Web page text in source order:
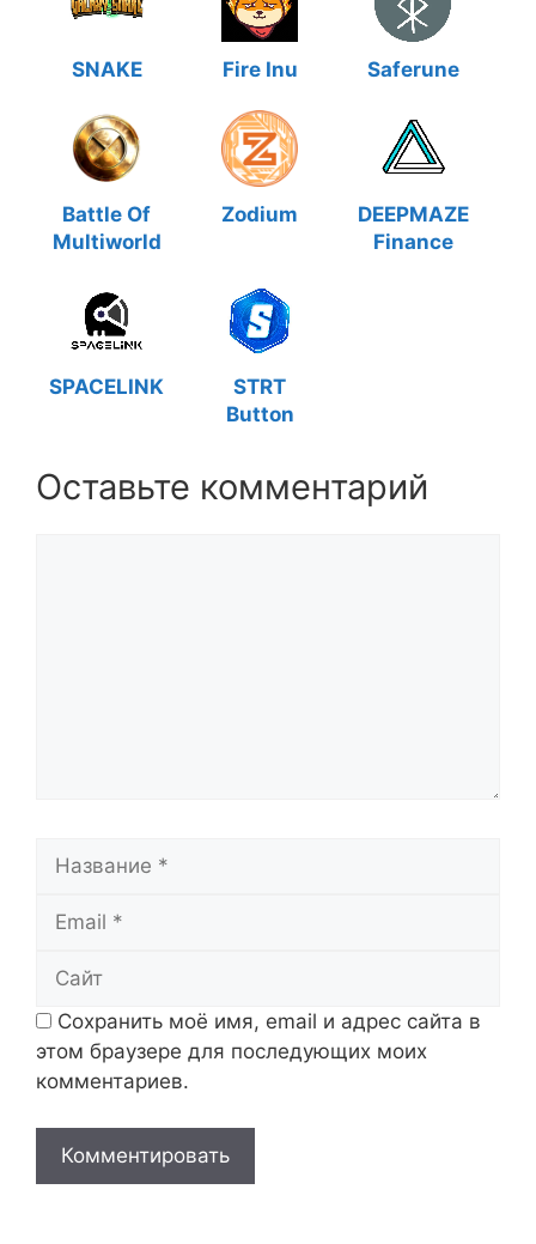
SNAKE Fire Inu Saferune
Battle Of
Multiworld
Zodium
DEEPMAZE
Finance
SPACELINK
STRT
Button
Оставьте комментарий
Название
Email
Сайт
Сохранить моё имя, email и адрес сайта в
этом браузере для последующих моих
комментариев.